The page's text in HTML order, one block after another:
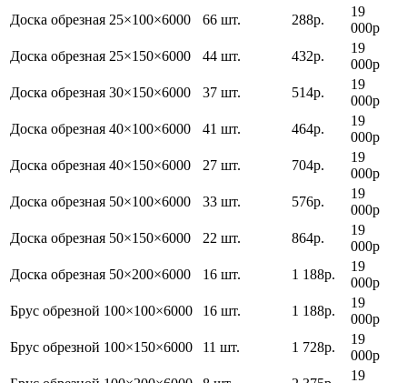
Доска обрезная 25×100×6000
66 шт. 288р.
19
000р
Доска обрезная 25×150×6000
44 шт. 432р.
19
000р
Доска обрезная 30×150×6000
37 шт. 514р.
19
000р
Доска обрезная 40×100×6000
41 шт. 464р.
19
000р
Доска обрезная 40×150×6000
27 шт. 704р.
19
000р
Доска обрезная 50×100×6000
33 шт. 576р.
19
000р
Доска обрезная 50×150×6000
22 шт. 864р.
19
000р
Доска обрезная 50×200×6000
16 шт. 1 188р.
19
000р
Брус обрезной 100×100×6000
16 шт. 1 188р.
19
000р
Брус обрезной 100×150×6000
11 шт. 1 728р.
19
000р
19